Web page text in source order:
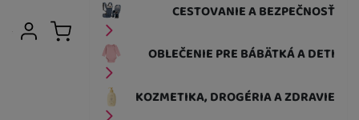
CESTOVANIE A BEZPEČNOSŤ
OBLEČENIE PRE BÁBÄTKÁ A DETI
KOZMETIKA, DROGÉRIA A ZDRAVIE
Užívateľská sekcia
Prihlásiť sa
Košík